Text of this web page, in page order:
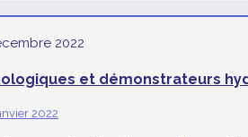
2022
et démonstrateurs
2022